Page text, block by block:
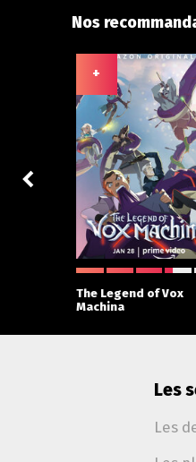
Nos
+
The Legend of Vox
Machina
Les
Les